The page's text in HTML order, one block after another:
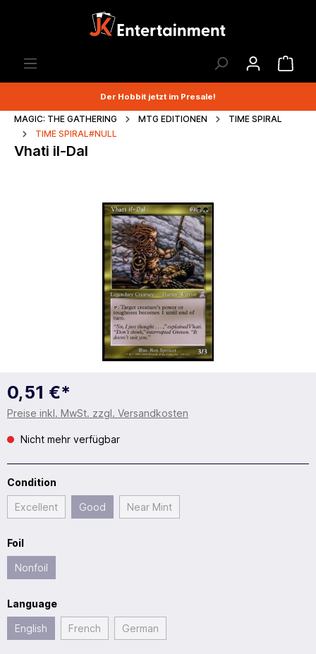
Der Hobbit jetzt im Presale!
MAGIC: THE GATHERING MTG EDITIONEN
TIME SPIRAL
TIME SPIRAL#NULL
Vhati il-Dal
0,51 €*
Preise inkl. MwSt. zzgl. Versandkosten
Nicht mehr verfügbar
Condition
Excellent Good Near Mint
Foil
Nonfoil
Language
English French German